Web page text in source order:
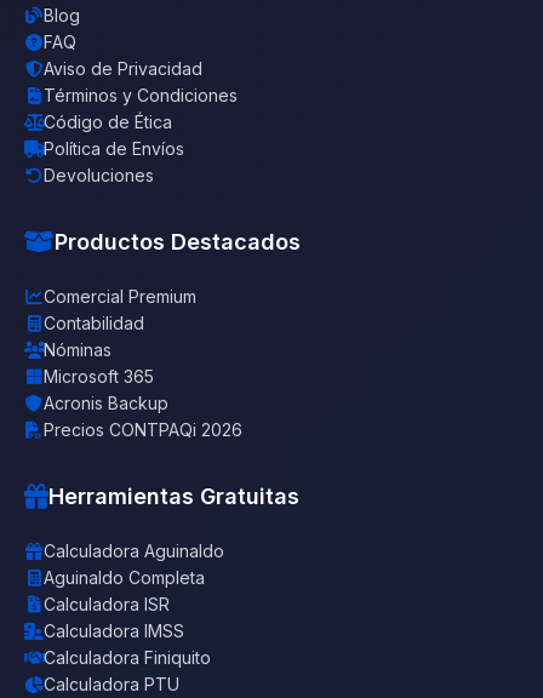
Blog
FAQ
Aviso de Privacidad
Términos y Condiciones
Código de Ética
Política de Envíos
Devoluciones
Productos Destacados
Comercial Premium
Contabilidad
Nóminas
Microsoft 365
Acronis Backup
Precios CONTPAQi 2026
Herramientas Gratuitas
Calculadora Aguinaldo
Aguinaldo Completa
Calculadora ISR
Calculadora IMSS
Calculadora Finiquito
Calculadora PTU